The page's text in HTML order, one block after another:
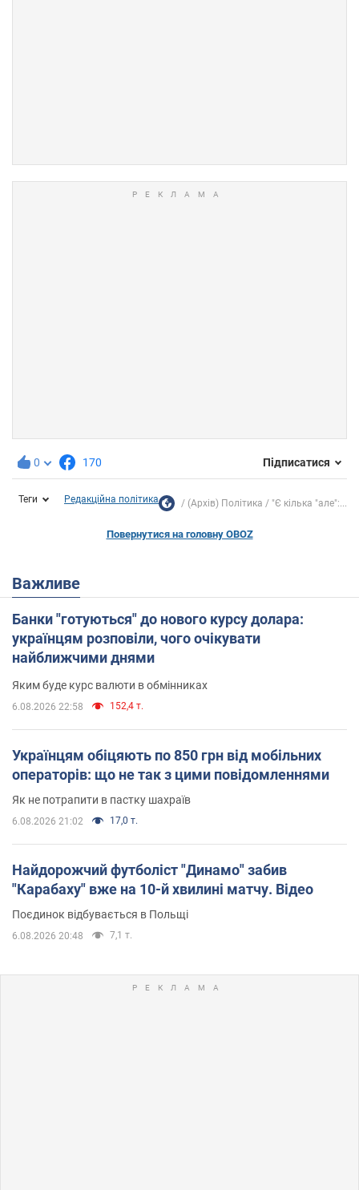
0 170 Підписатися
Теги Редакційна політика (Архів) Політика "Є кілька "але":...
Повернутися на головну OBOZ
Важливе
Банки "готуються" до нового курсу долара:
українцям розповіли, чого очікувати
найближчими днями
Яким буде курс валюти в обмінниках
6.08.2026 22:58 152,4 т.
Українцям обіцяють по 850 грн від мобільних
операторів: що не так з цими повідомленнями
Як не потрапити в пастку шахраїв
6.08.2026 21:02 17,0 т.
Найдорожчий футболіст "Динамо" забив
"Карабаху" вже на 10-й хвилині матчу. Відео
Поєдинок відбувається в Польщі
6.08.2026 20:48 7,1 т.